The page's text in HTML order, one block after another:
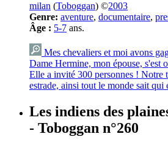
milan (Toboggan) ©2003
Genre: aventure, documentaire,
Âge : 5-7 ans.
Mes chevaliers et moi avons
Dame Hermine, mon épouse, s'est
Elle a invité 300 personnes ! Notre
estrade, ainsi tout le monde sait qui
Les indiens des
- Toboggan n°260